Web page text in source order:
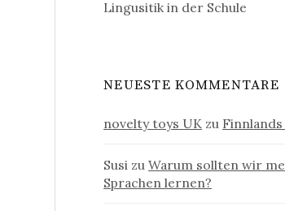
Lingusitik in der Schule
NEUESTE KOMMENTARE
novelty toys UK zu
Susi zuWarum sollten wir
Sprachen lernen?